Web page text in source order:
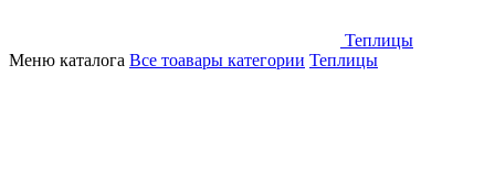
Теплицы
Меню каталога Все тоавары категории Теплицы